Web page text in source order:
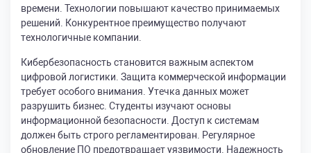
времени. Технологии повышают качество принимаемых
решений. Конкурентное преимущество получают
технологичные компании.
Кибербезопасность становится важным аспектом
цифровой логистики. Защита коммерческой информации
требует особого внимания. Утечка данных может
разрушить бизнес. Студенты изучают основы
информационной безопасности. Доступ к системам
должен быть строго регламентирован. Регулярное
обновление ПО предотвращает уязвимости. Надежность